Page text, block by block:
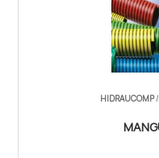
HIDRAUCOMP/